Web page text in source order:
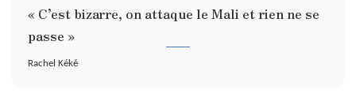
« C’est bizarre, on attaque le Mali et rien ne se
passe »
Rachel Kéké